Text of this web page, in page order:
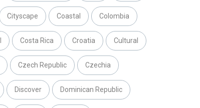
Cityscape Coastal Colombia
Costa Rica Croatia Cultural
Czech Republic Czechia
Discover Dominican Republic